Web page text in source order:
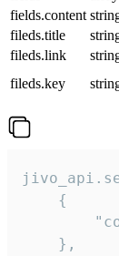
fields.content
fileds.title
fileds.link
fileds.key
    {
    },